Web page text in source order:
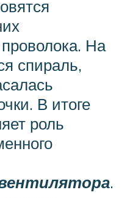
На
спираль,
В итоге
роль
.